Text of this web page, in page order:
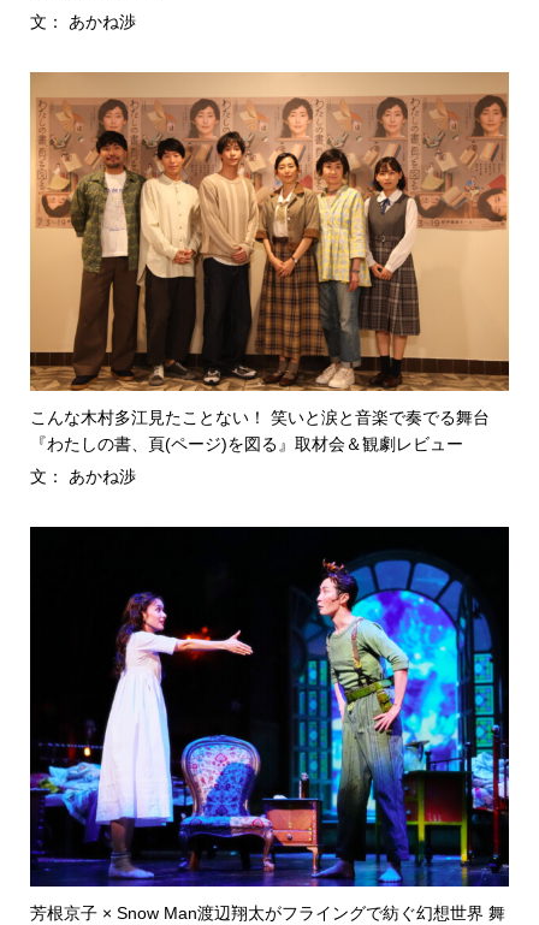
文： あかね渉
こんな木村多江見たことない！ 笑いと涙と音楽で奏でる舞台
『わたしの書、頁(ページ)を図る』取材会＆観劇レビュー
文： あかね渉
芳根京子 × Snow Man渡辺翔太がフライングで紡ぐ幻想世界 舞